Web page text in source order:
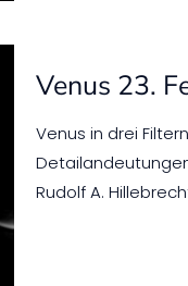
Venus 23.
Venus in drei
Rudolf A.